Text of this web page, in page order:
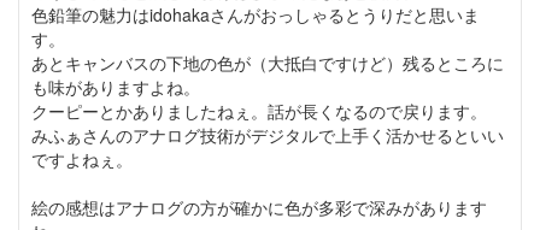
色鉛筆の魅力はidohakaさんがおっしゃるとうりだと思いま
す。
あとキャンバスの下地の色が（大抵白ですけど）残るところに
も味がありますよね。
クーピーとかありましたねぇ。話が長くなるので戻ります。
みふぁさんのアナログ技術がデジタルで上手く活かせるといい
ですよねぇ。
絵の感想はアナログの方が確かに色が多彩で深みがあります